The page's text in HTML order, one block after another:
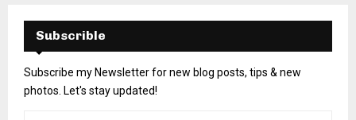
Subscrible
Subscribe my Newsletter for new blog posts, tips & new
photos. Let's stay updated!